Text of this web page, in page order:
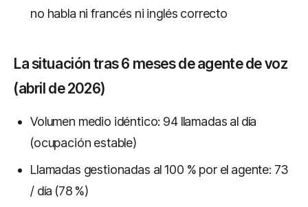
no habla ni francés ni inglés correcto
La situación tras 6 meses de agente de voz
(abril de 2026)
Volumen medio idéntico: 94 llamadas al día
(ocupación estable)
Llamadas gestionadas al 100 % por el agente: 73
/ día (78 %)